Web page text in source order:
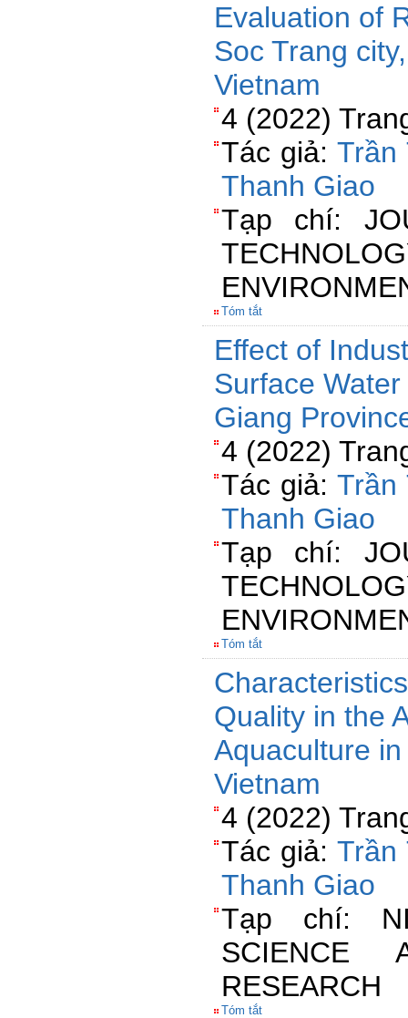
Evaluation of
Soc Trang
Vietnam
4 (2022)
Tác giả: Trần
Thanh Giao
Tạp chí:
Tóm tắt
Effect of
Surface
Giang
4 (2022)
Tác giả: Trần
Thanh Giao
Tạp chí:
Tóm tắt
Quality in the
Aquaculture
Vietnam
4 (2022)
Tác giả: Trần
Thanh Giao
Tạp chí:
SCIENCE
RESEARCH
Tóm tắt